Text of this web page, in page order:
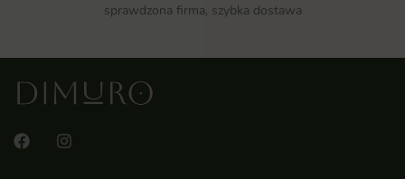
sprawdzona firma, szybka dostawa